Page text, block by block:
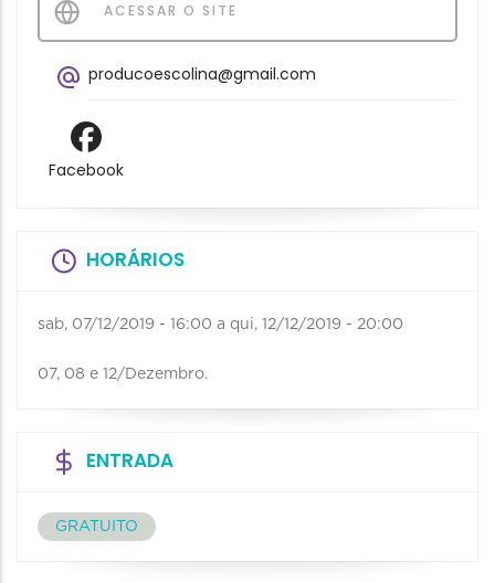
ACESSAR O SITE
producoescolina@gmail.com
Facebook
HORÁRIOS
sab, 07/12/2019 - 16:00 a qui, 12/12/2019 - 20:00
07, 08 e 12/Dezembro.
ENTRADA
GRATUITO